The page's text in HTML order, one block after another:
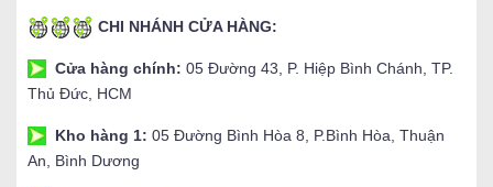
CHI NHÁNH CỬA HÀNG:
Cửa hàng chính: 05 Đường 43, P. Hiệp Bình Chánh, TP.
Thủ Đức, HCM
Kho hàng 1: 05 Đường Bình Hòa 8, P.Bình Hòa, Thuận
An, Bình Dương